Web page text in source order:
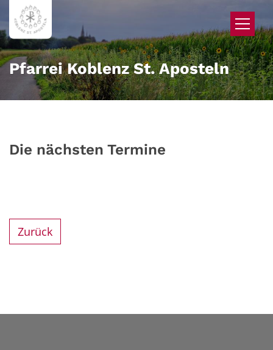
Zum Inhalt springen
Pfarrei Koblenz St. Aposteln
Die nächsten Termine
Zurück